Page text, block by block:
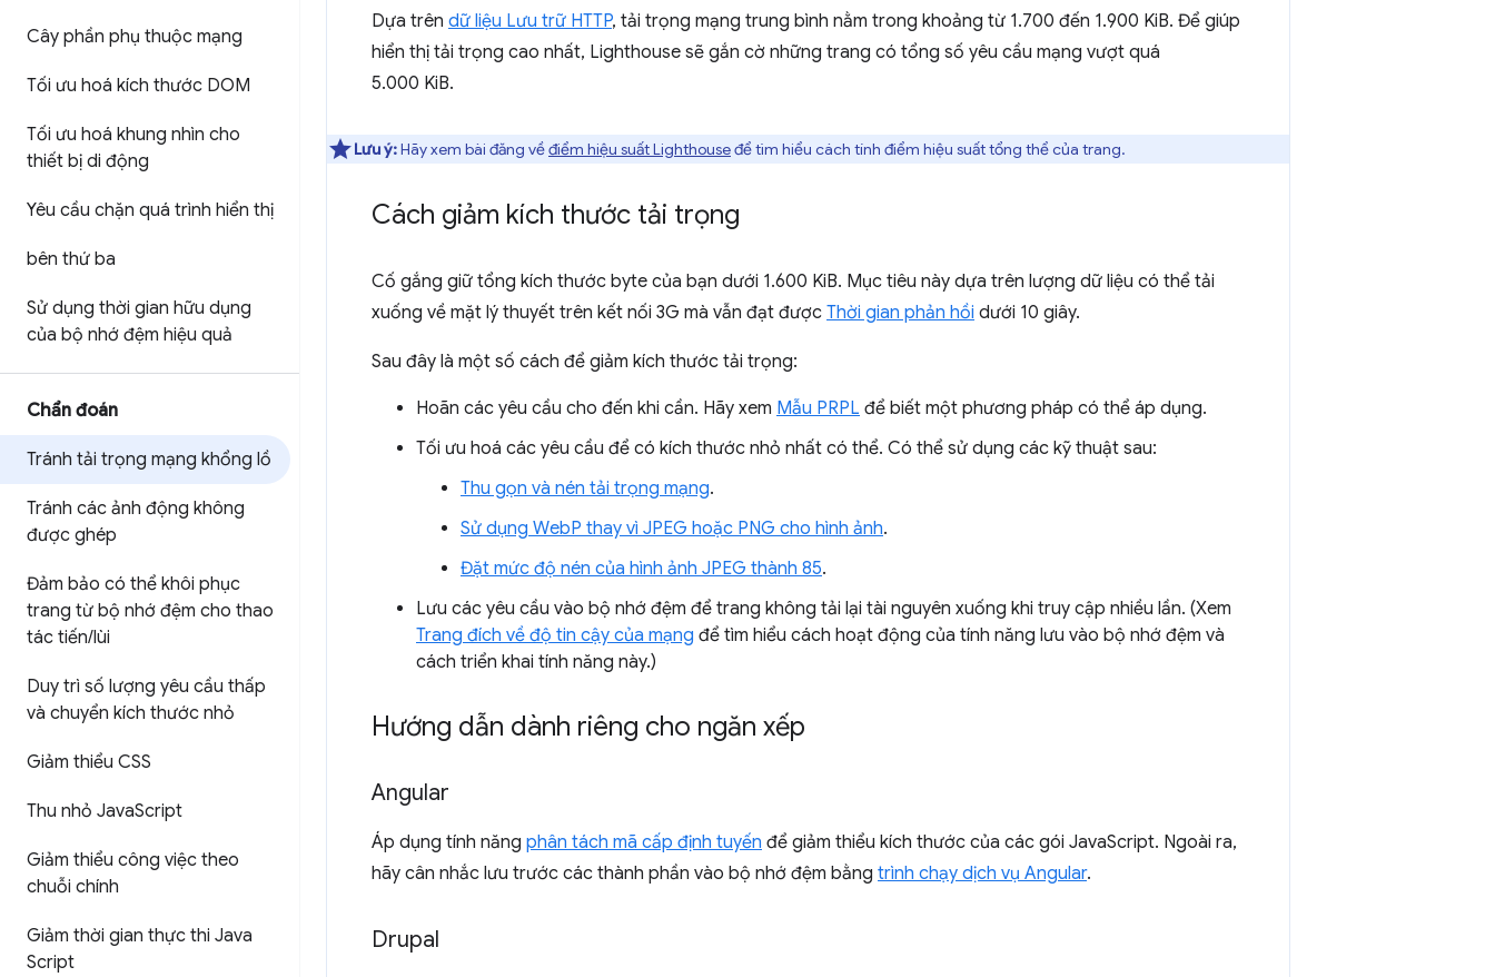
Cây phần phụ thuộc mạng
Tối ưu hoá kích thước DOM
Tối ưu hoá khung nhìn cho
thiết bị di động
Yêu cầu chặn quá trình hiển thị
bên thứ ba
Sử dụng thời gian hữu dụng
của bộ nhớ đệm hiệu quả
Chẩn đoán
Tránh tải trọng mạng khổng lồ
Tránh các ảnh động không
được ghép
Đảm bảo có thể khôi phục
trang từ bộ nhớ đệm cho thao
tác tiến/lùi
Duy trì số lượng yêu cầu thấp
và chuyển kích thước nhỏ
Giảm thiểu CSS
Thu nhỏ JavaScript
Giảm thiểu công việc theo
chuỗi chính
Giảm thời gian thực thi Java
Script
Dựa trên dữ liệu Lưu trữ HTTP, tải trọng mạng trung bình nằm trong khoảng từ 1.700 đến 1.900 KiB. Để giúp
hiển thị tải trọng cao nhất, Lighthouse sẽ gắn cờ những trang có tổng số yêu cầu mạng vượt quá
5.000 KiB.
Lưu ý:Hãy xem bài đăng vềđiểm hiệu suất Lighthouseđể tìm hiểu cách tính điểm hiệu suất tổng thể của trang.
Cách giảm kích thước tải trọng
Cố gắng giữ tổng kích thước byte của bạn dưới 1.600 KiB. Mục tiêu này dựa trên lượng dữ liệu có thể tải
xuống về mặt lý thuyết trên kết nối 3G mà vẫn đạt được Thời gian phản hồi dưới 10 giây.
Sau đây là một số cách để giảm kích thước tải trọng:
Hoãn các yêu cầu cho đến khi cần. Hãy xem Mẫu PRPL để biết một phương pháp có thể áp dụng.
Tối ưu hoá các yêu cầu để có kích thước nhỏ nhất có thể. Có thể sử dụng các kỹ thuật sau:
Thu gọn và nén tải trọng mạng.
Sử dụng WebP thay vì JPEG hoặc PNG cho hình ảnh.
Đặt mức độ nén của hình ảnh JPEG thành 85.
Lưu các yêu cầu vào bộ nhớ đệm để trang không tải lại tài nguyên xuống khi truy cập nhiều lần. (Xem
Trang đích về độ tin cậy của mạng để tìm hiểu cách hoạt động của tính năng lưu vào bộ nhớ đệm và
cách triển khai tính năng này.)
Hướng dẫn dành riêng cho ngăn xếp
Angular
Áp dụng tính năng phân tách mã cấp định tuyến để giảm thiểu kích thước của các gói JavaScript. Ngoài ra,
hãy cân nhắc lưu trước các thành phần vào bộ nhớ đệm bằng trình chạy dịch vụ Angular.
Drupal